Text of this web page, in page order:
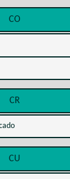
CO
CR
CU